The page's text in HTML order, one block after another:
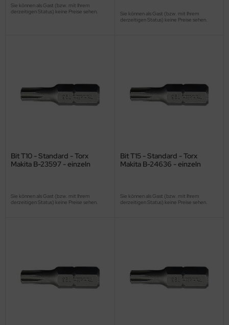
Sie können als Gast (bzw. mit Ihrem
derzeitigen Status) keine Preise sehen.
Sie können als Gast (bzw. mit Ihrem
derzeitigen Status) keine Preise sehen.
Bit T10 - Standard - Torx
Makita B-23597 - einzeln
Sie können als Gast (bzw. mit Ihrem
derzeitigen Status) keine Preise sehen.
Bit T15 - Standard - Torx
Makita B-24636 - einzeln
Sie können als Gast (bzw. mit Ihrem
derzeitigen Status) keine Preise sehen.